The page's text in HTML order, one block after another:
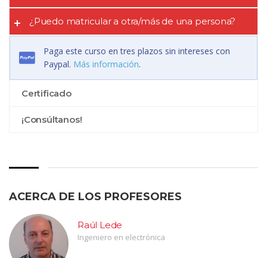
¿Puedo matricular a otra/más de una persona?
Paga este curso en tres plazos sin intereses con
Paypal. Más información.
Certificado
¡Consúltanos!
ACERCA DE LOS PROFESORES
Raúl Lede
Ingeniero en electrónica